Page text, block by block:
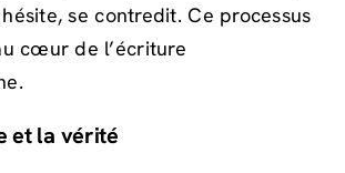
se contredit. Ce processus
cœur de l’écriture
et la vérité